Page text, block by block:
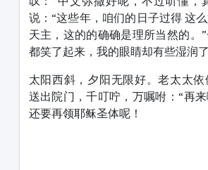
说：“这些年，咱们的日子过得 这
天主，这的的确确是理所当然的。
都笑了起来，我的眼睛却有些湿润了
太阳西斜，夕阳无限好。老太太
送出院门，千叮咛，万嘱咐：“再
还要再领耶稣圣体呢！